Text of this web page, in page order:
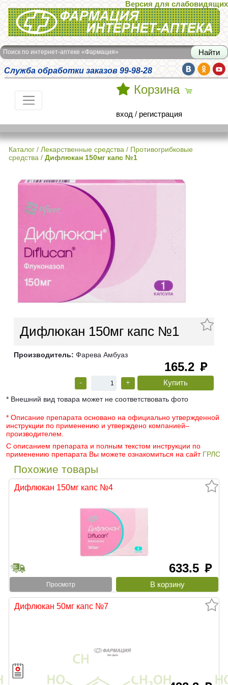
Интернет-аптека Фармация
Версия для слабовидящих
Поиск по интернет-аптеке «Фармация»
Служба обработки заказов 99-98-28
Корзина
вход / регистрация
Каталог / Лекарственные средства / Противогрибковые
средства / Дифлюкан 150мг капс №1
Дифлюкан 150мг капс №1
Производитель: Фарева Амбуаз
165.2 руб
- +
* Внешний вид товара может не соответствовать фото
* Описание препарата основано на официально утвержденной
инструкции по применению и утверждено компанией–
производителем.
С описанием препарата и полным текстом инструкции по
применению препарата Вы можете ознакомиться на сайт ГРЛС
Похожие товары
Дифлюкан 150мг капс №4
633.5 руб
Просмотр
Дифлюкан 50мг капс №7